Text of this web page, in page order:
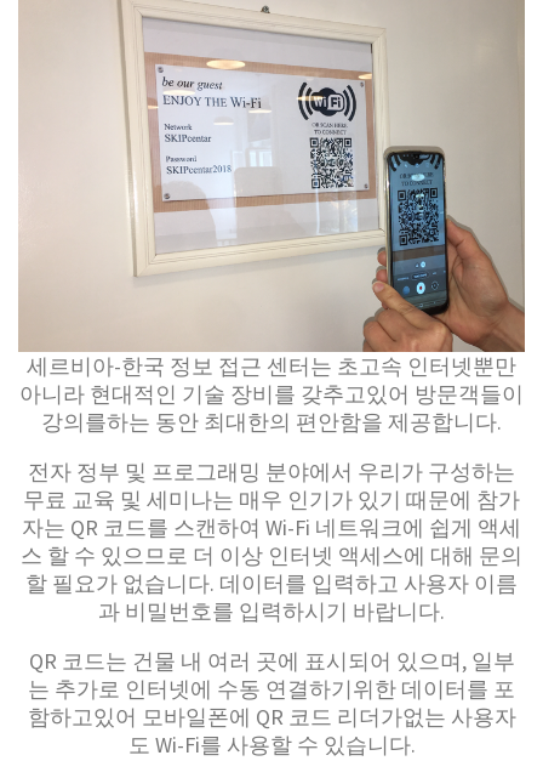
세르비아-한국 정보 접근 센터는 초고속 인터넷뿐만
아니라 현대적인 기술 장비를 갖추고있어 방문객들이
강의를하는 동안 최대한의 편안함을 제공합니다.
전자 정부 및 프로그래밍 분야에서 우리가 구성하는
무료 교육 및 세미나는 매우 인기가 있기 때문에 참가
자는 QR 코드를 스캔하여 Wi-Fi 네트워크에 쉽게 액세
스 할 수 있으므로 더 이상 인터넷 액세스에 대해 문의
할 필요가 없습니다. 데이터를 입력하고 사용자 이름
과 비밀번호를 입력하시기 바랍니다.
QR 코드는 건물 내 여러 곳에 표시되어 있으며, 일부
는 추가로 인터넷에 수동 연결하기위한 데이터를 포
함하고있어 모바일폰에 QR 코드 리더가없는 사용자
도 Wi-Fi를 사용할 수 있습니다.